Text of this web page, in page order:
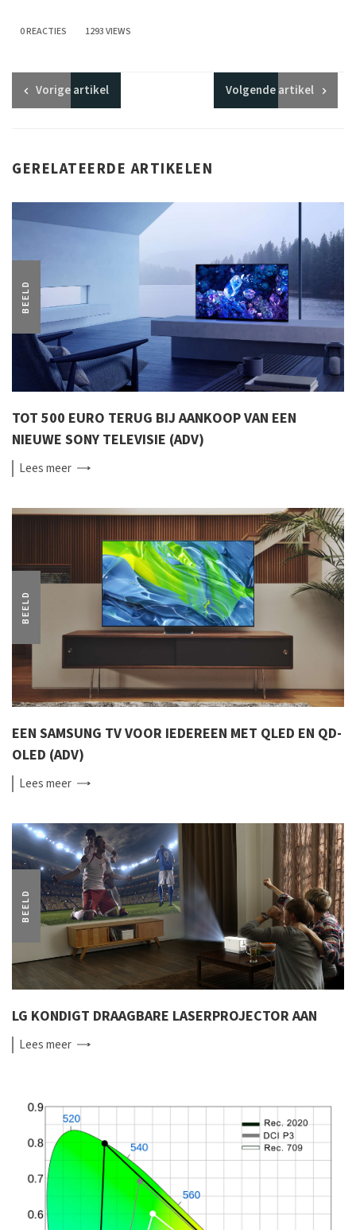
0 REACTIES 1293 VIEWS
Vorigeartikel Volgendeartikel
GERELATEERDE ARTIKELEN
BEELD
TOT 500 EURO TERUG BIJ AANKOOP VAN EEN
NIEUWE SONY TELEVISIE (ADV)
Leesmeer
BEELD
EEN SAMSUNG TV VOOR IEDEREEN MET QLED EN QD-
OLED (ADV)
Leesmeer
BEELD
LG KONDIGT DRAAGBARE LASERPROJECTOR AAN
Leesmeer